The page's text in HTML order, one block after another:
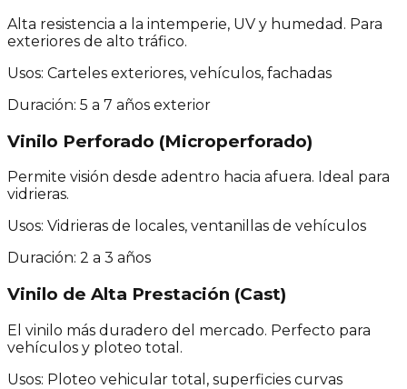
Alta resistencia a la intemperie, UV y humedad. Para
exteriores de alto tráfico.
Usos: Carteles exteriores, vehículos, fachadas
Duración: 5 a 7 años exterior
Vinilo Perforado (Microperforado)
Permite visión desde adentro hacia afuera. Ideal para
vidrieras.
Usos: Vidrieras de locales, ventanillas de vehículos
Duración: 2 a 3 años
Vinilo de Alta Prestación (Cast)
El vinilo más duradero del mercado. Perfecto para
vehículos y ploteo total.
Usos: Ploteo vehicular total, superficies curvas